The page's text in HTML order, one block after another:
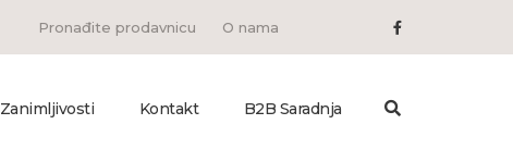
Pronađite prodavnicu O nama
Zanimljivosti Kontakt B2B Saradnja